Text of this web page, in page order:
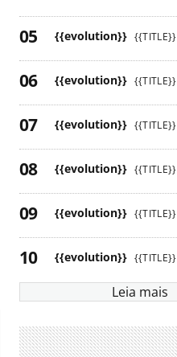
{{evolution}} {{TITLE}}
{{evolution}} {{TITLE}}
{{evolution}} {{TITLE}}
{{evolution}} {{TITLE}}
{{evolution}} {{TITLE}}
{{evolution}} {{TITLE}}
Leia mais